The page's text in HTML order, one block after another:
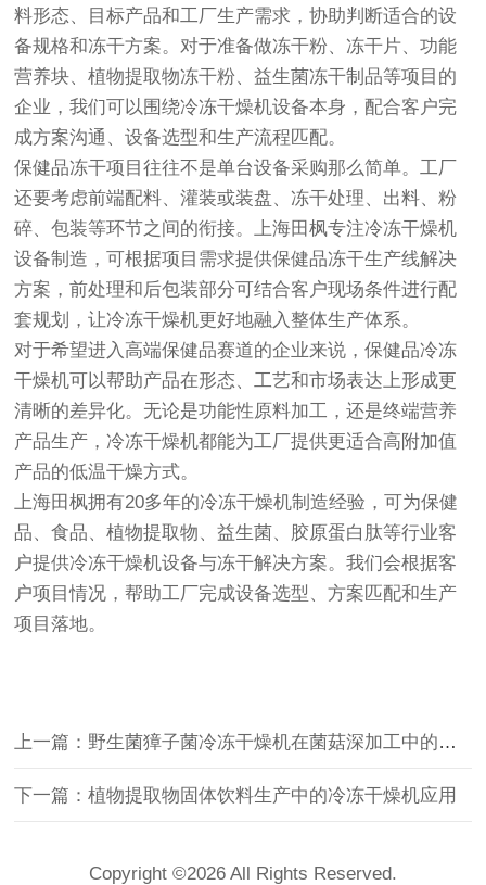
料形态、目标产品和工厂生产需求，协助判断适合的设
备规格和冻干方案。对于准备做冻干粉、冻干片、功能
营养块、植物提取物冻干粉、益生菌冻干制品等项目的
企业，我们可以围绕冷冻干燥机设备本身，配合客户完
成方案沟通、设备选型和生产流程匹配。
保健品冻干项目往往不是单台设备采购那么简单。工厂
还要考虑前端配料、灌装或装盘、冻干处理、出料、粉
碎、包装等环节之间的衔接。上海田枫专注冷冻干燥机
设备制造，可根据项目需求提供保健品冻干生产线解决
方案，前处理和后包装部分可结合客户现场条件进行配
套规划，让冷冻干燥机更好地融入整体生产体系。
对于希望进入高端保健品赛道的企业来说，保健品冷冻
干燥机可以帮助产品在形态、工艺和市场表达上形成更
清晰的差异化。无论是功能性原料加工，还是终端营养
产品生产，冷冻干燥机都能为工厂提供更适合高附加值
产品的低温干燥方式。
上海田枫拥有20多年的冷冻干燥机制造经验，可为保健
品、食品、植物提取物、益生菌、胶原蛋白肽等行业客
户提供冷冻干燥机设备与冻干解决方案。我们会根据客
户项目情况，帮助工厂完成设备选型、方案匹配和生产
项目落地。
上一篇：野生菌獐子菌冷冻干燥机在菌菇深加工中的应用
下一篇：植物提取物固体饮料生产中的冷冻干燥机应用
Copyright ©2026 All Rights Reserved.